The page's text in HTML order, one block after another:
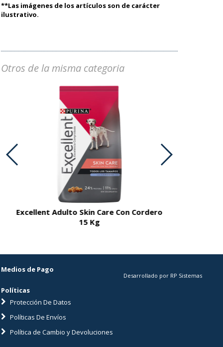
**Las imágenes de los artículos son de carácter
ilustrativo.
Otros de la misma categoria
Excellent Adulto Skin Care Con Cordero
15 Kg
Medios de Pago
Políticas
Protección De Datos
Políticas De Envíos
Política de Cambio y Devoluciones
Desarrollado por RP Sistemas